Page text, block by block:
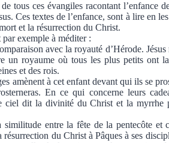
tous ces évangiles racontant l’enfance
Ces textes de l’enfance, sont à lire en
et la résurrection du Christ.
exemple à méditer :
avec la royauté d’Hérode.
un royaume où tous les plus petits ont
et des rois.
amènent à cet enfant devant qui ils se
En ce qui concerne leurs
ciel dit la divinité du Christ et la myrrhe
entre la fête de la pentecôte et
du Christ à Pâques à ses